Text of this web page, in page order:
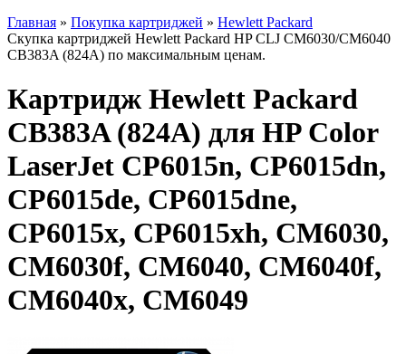
Главная » Покупка картриджей » Hewlett Packard
Скупка картриджей Hewlett Packard HP CLJ CM6030/CM6040
CB383A (824A) по максимальным ценам.
Картридж Hewlett Packard
CB383A (824A) для HP Color
LaserJet CP6015n, CP6015dn,
CP6015de, CP6015dne,
CP6015x, CP6015xh, CM6030,
CM6030f, CM6040, CM6040f,
CM6040x, CM6049